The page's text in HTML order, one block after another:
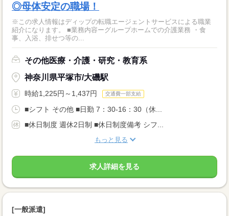
◎母体安定の職場！
※この求人情報はディップの転職エージェントサービスによる職業
紹介になります。 ■業務内容ーグループホームでの介護業務 ・食
事、入浴、排せつ等の...
その他医療・介護・研究・教育系
神奈川県平塚市/大磯駅
時給1,225円～1,437円 交通費一部支給
■シフト その他 ■日勤 7：30-16：30（休...
■休日制度 週休2日制 ■休日制度備考 シフ...
もっと見る
求人詳細を見る
[一般派遣]